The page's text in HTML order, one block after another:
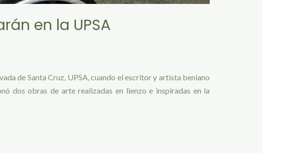
en la UPSA
de Santa Cruz, UPSA, cuando el escritor y artista beniano
dos obras de arte realizadas en lienzo e inspiradas en la